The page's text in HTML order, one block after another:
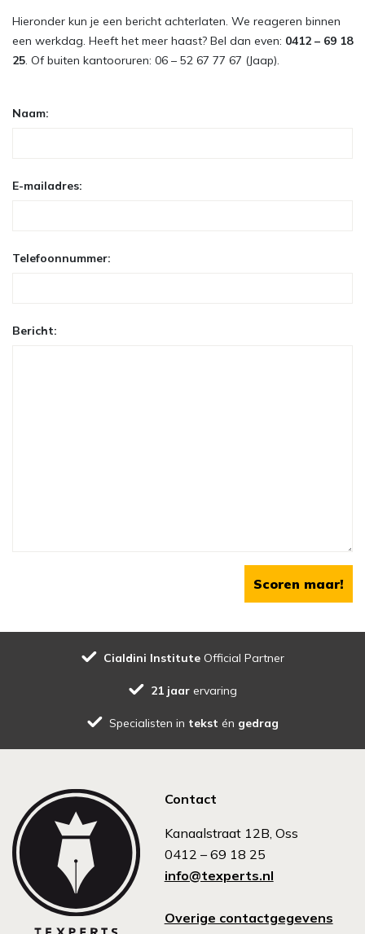
Hieronder kun je een bericht achterlaten. We reageren binnen
een werkdag. Heeft het meer haast? Bel dan even: 0412 – 69 18
25. Of buiten kantooruren: 06 – 52 67 77 67 (Jaap).
Naam:
E-mailadres:
Telefoonnummer:
Bericht:
Scoren maar!
Cialdini Institute Official Partner
21 jaar ervaring
Specialisten in tekst én gedrag
Contact
Kanaalstraat 12B, Oss
0412 – 69 18 25
info@texperts.nl
Overige contactgegevens